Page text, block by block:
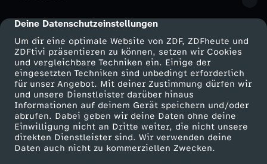
cmp-dialog-description
Deine Datenschutzeinstellungen
Um dir eine optimale Website von ZDF, ZDFheute und
ZDFtivi präsentieren zu können, setzen wir Cookies
und vergleichbare Techniken ein. Einige der
eingesetzten Techniken sind unbedingt erforderlich
für unser Angebot. Mit deiner Zustimmung dürfen wir
und unsere Dienstleister darüber hinaus
Informationen auf deinem Gerät speichern und/oder
abrufen. Dabei geben wir deine Daten ohne deine
Einwilligung nicht an Dritte weiter, die nicht unsere
direkten Dienstleister sind. Wir verwenden deine
Daten auch nicht zu kommerziellen Zwecken.
Mehr ZDF
ZDF-Apps
Smart TV
ZDFtext
Service
ZDFmitreden
Kontakt zum ZDF
Tickets